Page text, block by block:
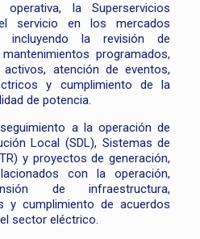
la Superservicios
servicio en los mercados
incluyendo la revisión de
programados,
atención de eventos,
y cumplimiento de la
de potencia.
a la operación de
Local (SDL), Sistemas de
y proyectos de generación,
con la operación,
de infraestructura,
y cumplimiento de acuerdos
sector eléctrico.